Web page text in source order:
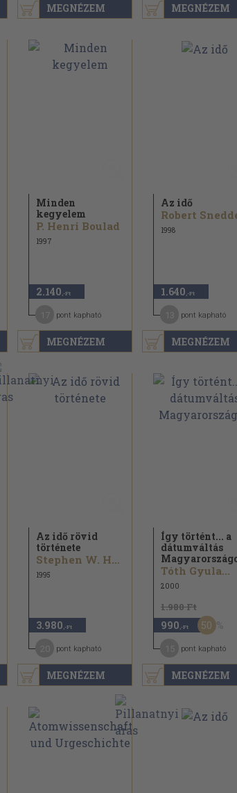
MEGNÉZEM MEGNÉZEM
MEGNÉZEM
Minden
kegyelem
P. Henri Boulad
1997
2.140 ,-Ft
pont kapható
MEGNÉZEM
Az idő
Robert
1998
1.640 ,-Ft
pont kapható
MEGNÉZEM
Az idő rövid
története
Stephen W. Hawking
1995
3.980 ,-Ft
pont kapható
MEGNÉZEM
Így történt... a
dátumváltás
Tóth Gyula...
2000
1.980 Ft
990 ,-Ft 50
pont kapható